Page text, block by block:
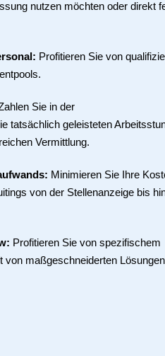
nutzen möchten oder direkt
Profitieren Sie von
Sie in der
tatsächlich geleisteten
Vermittlung.
Minimieren Sie Ihre
von der Stellenanzeige bis
Profitieren Sie von spezifischem
von maßgeschneiderten